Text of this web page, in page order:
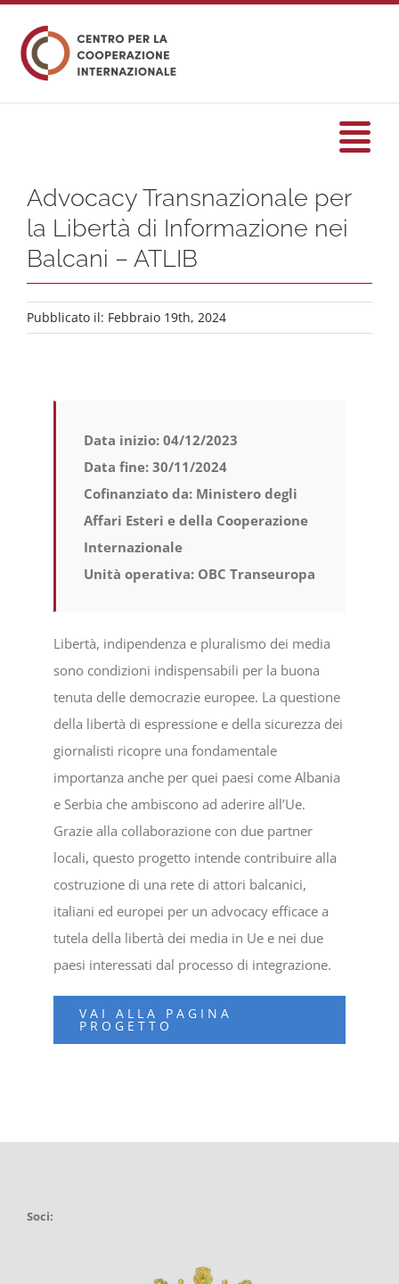
contenuto
HOME
formazione
Eventi
Progetti
In rete con
Advocacy Transnazionale per
la Libertà di Informazione nei
Balcani – ATLIB
Pubblicato il: Febbraio 19th, 2024
Data inizio: 04/12/2023
Data fine: 30/11/2024
Cofinanziato da: Ministero degli
Affari Esteri e della Cooperazione
Internazionale
Unità operativa: OBC Transeuropa
Libertà, indipendenza e pluralismo dei media
sono condizioni indispensabili per la buona
tenuta delle democrazie europee. La questione
della libertà di espressione e della sicurezza dei
giornalisti ricopre una fondamentale
importanza anche per quei paesi come Albania
e Serbia che ambiscono ad aderire all’Ue.
Grazie alla collaborazione con due partner
locali, questo progetto intende contribuire alla
costruzione di una rete di attori balcanici,
italiani ed europei per un advocacy efficace a
tutela della libertà dei media in Ue e nei due
paesi interessati dal processo di integrazione.
VAI ALLA PAGINA
PROGETTO
Soci: